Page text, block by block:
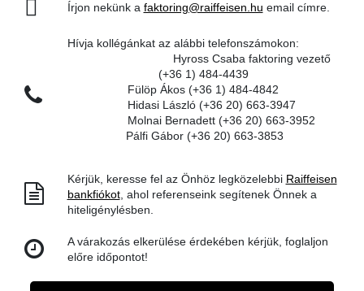
Írjon nekünk a faktoring@raiffeisen.hu email címre.
Hívja kollégánkat az alábbi telefonszámokon:
Hyross Csaba faktoring vezető
(+36 1) 484-4439
Fülöp Ákos (+36 1) 484-4842
Hidasi László (+36 20) 663-3947
Molnai Bernadett (+36 20) 663-3952
Pálfi Gábor (+36 20) 663-3853
Kérjük, keresse fel az Önhöz legközelebbi Raiffeisen
bankfiókot, ahol referenseink segítenek Önnek a
hiteligénylésben.
A várakozás elkerülése érdekében kérjük, foglaljon
előre időpontot!